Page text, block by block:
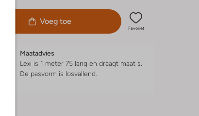
Voeg toe
Favoriet
Maatadvies
Lexi is 1 meter 75 lang en draagt maat s.
De pasvorm is losvallend.